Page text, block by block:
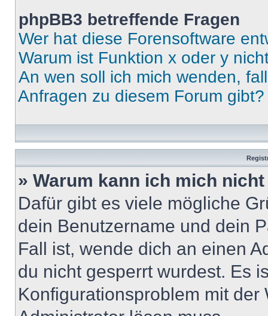
phpBB3 betreffende Fragen
Wer hat diese Forensoftware
Warum ist Funktion x oder y
An wen soll ich mich wenden,
Anfragen zu diesem Forum gibt?
» Warum kann ich mich
Dafür gibt es viele mögliche
dein Benutzername und dein
Fall ist, wende dich an einen
du nicht gesperrt wurdest. Es
Konfigurationsproblem mit